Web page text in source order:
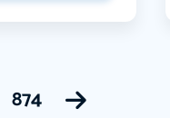
874